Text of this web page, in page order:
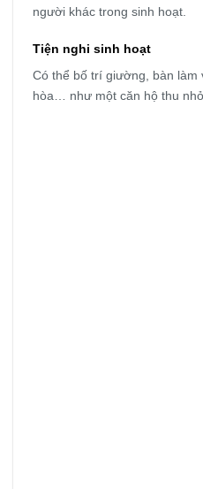
người khác trong sinh hoạt.
Tiện nghi sinh hoạt
Có thể bố trí giường, bàn làm
hòa… như một căn hộ thu